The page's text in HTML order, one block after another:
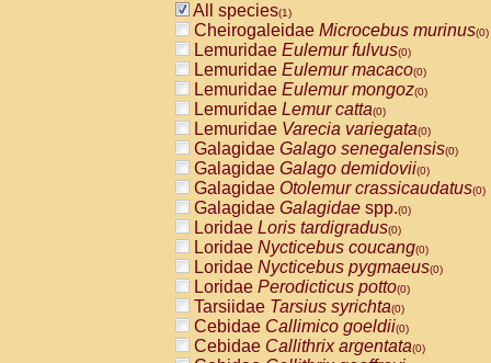
All species(1)
Cheirogaleidae Microcebus murinus(0)
Lemuridae Eulemur fulvus(0)
Lemuridae Eulemur macaco(0)
Lemuridae Eulemur mongoz(0)
Lemuridae Lemur catta(0)
Lemuridae Varecia variegata(0)
Galagidae Galago senegalensis(0)
Galagidae Galago demidovii(0)
Galagidae Otolemur crassicaudatus(0)
Galagidae Galagidae spp.(0)
Loridae Loris tardigradus(0)
Loridae Nycticebus coucang(0)
Loridae Nycticebus pygmaeus(0)
Loridae Perodicticus potto(0)
Tarsiidae Tarsius syrichta(0)
Cebidae Callimico goeldii(0)
Cebidae Callithrix argentata(0)